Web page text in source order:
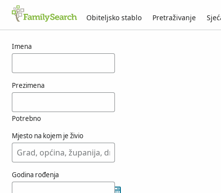
Obiteljsko stablo Pretraživanje
Imena
Prezimena
Potrebno
Mjesto na kojem je živio
Godina rođenja